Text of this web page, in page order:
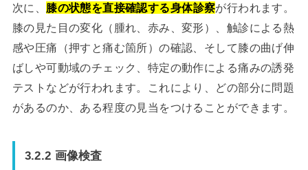
次に、 膝の状態を直接確認する身体診察が行われます。
膝の見た目の変化（腫れ、赤み、変形）、触診による熱
感や圧痛（押すと痛む箇所）の確認、そして膝の曲げ伸
ばしや可動域のチェック、特定の動作による痛みの誘発
テストなどが行われます。これにより、どの部分に問題
があるのか、ある程度の見当をつけることができます。
3.2.2 画像検査